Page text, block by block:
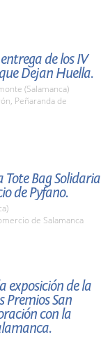
de los IV
Dejan Huella.
(Salamanca)
Peñaranda de
Tote Bag Solidaria
de Pyfano.
de Salamanca
exposición de la
Premios San
con la